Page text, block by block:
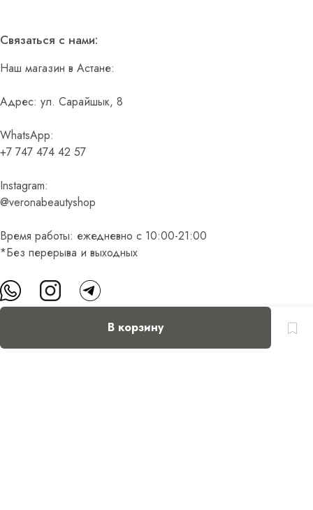
В корзину
Связаться с нами:
Наш магазин в Астане:
Адрес: ул. Сарайшык, 8
WhatsApp:
+7 747 474 42 57
Instagram:
@veronabeautyshop
Время работы: ежедневно с 10:00-21:00
*Без перерыва и выходных
Доставка и оплата